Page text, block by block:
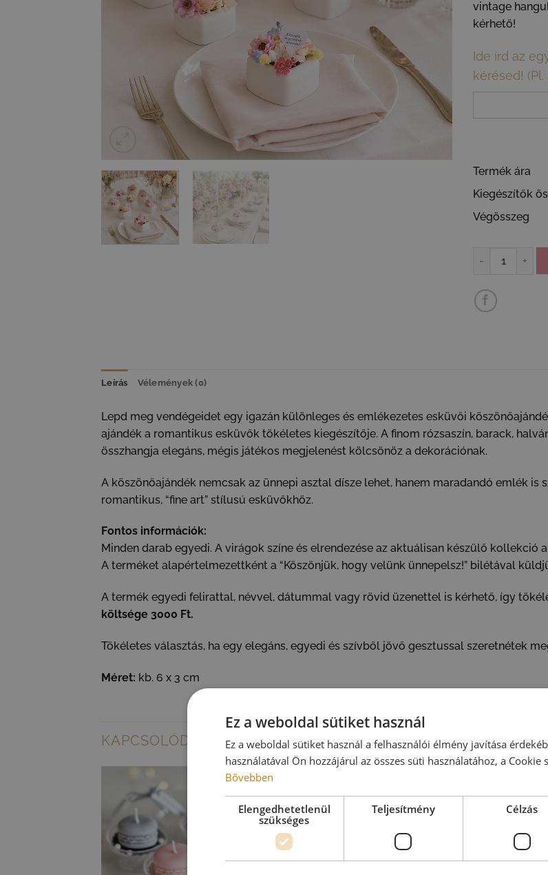
vintage
kérhető!
Ide írd az
kérésed! (Pl.
Termék ára
Kiegészítők
Végösszeg
Leírás Vélemények (0)
Lepd meg vendégeidet egy igazán különleges és emlékezetes esküvői
ajándék a romantikus esküvők tökéletes kiegészítője. A finom rózsaszín, barack,
összhangja elegáns, mégis játékos megjelenést kölcsönöz a dekorációnak.
A köszönőajándék nemcsak az ünnepi asztal dísze lehet, hanem maradandó emlék
romantikus, “fine art” stílusú esküvőkhöz.
Fontos információk:
Minden darab egyedi. A virágok színe és elrendezése az aktuálisan készülő kollekció
A terméket alapértelmezettként a “Köszönjük, hogy velünk ünnepelsz!” bilétával
A termék egyedi felirattal, névvel, dátummal vagy rövid üzenettel is kérhető, így
költsége 3000 Ft.
Tökéletes választás, ha egy elegáns, egyedi és szívből jövő gesztussal szeretnétek
Méret: kb. 6 x 3 cm
KAPCSOLÓDÓ TERMÉKEK
Ez a weboldal sütiket használ
Ez a weboldal sütiket használ a felhasználói élmény javítása
használatával Ön hozzájárul az összes süti használatához, a
Bővebben
Elengedhetetlenül
szükséges
Teljesítmény Célzás